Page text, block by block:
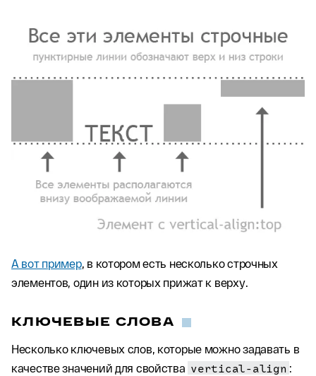
А вот пример, в котором есть несколько строчных
элементов, один из которых прижат к верху.
КЛЮЧЕВЫЕ СЛОВА
Несколько ключевых слов, которые можно задавать в
качестве значений для свойства vertical-align :